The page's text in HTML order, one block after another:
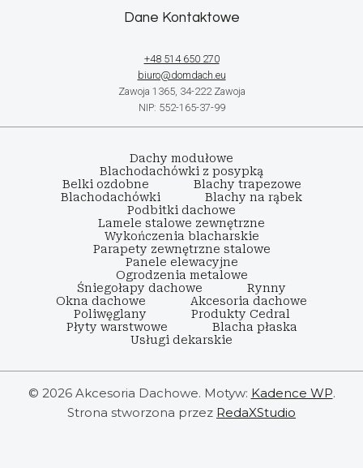
Dane Kontaktowe
+48 514 650 270
biuro@domdach.eu
Zawoja 1365, 34-222 Zawoja
NIP: 552-165-37-99
Dachy modułowe
Blachodachówki z posypką
Belki ozdobne
Blachy trapezowe
Blachodachówki
Blachy na rąbek
Podbitki dachowe
Lamele stalowe zewnętrzne
Wykończenia blacharskie
Parapety zewnętrzne stalowe
Panele elewacyjne
Ogrodzenia metalowe
Śniegołapy dachowe
Rynny
Okna dachowe
Akcesoria dachowe
Poliwęglany
Produkty Cedral
Płyty warstwowe
Blacha płaska
Usługi dekarskie
© 2026 Akcesoria Dachowe. Motyw: Kadence WP.
Strona stworzona przez RedaXStudio